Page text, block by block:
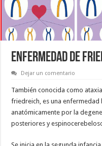
ENFERMEDAD DE
Dejar un comentario
También conocida como
friedreich, es una
anatómicamente por la
posteriores y